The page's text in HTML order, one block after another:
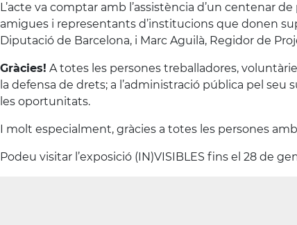
L’acte va comptar amb l’assistència d’un centenar
amigues i representants d’institucions que donen
Diputació de Barcelona, i Marc Aguilà, Regidor de
Gràcies! A totes les persones treballadores,
la defensa de drets; a l’administració pública pel
les oportunitats.
I molt especialment, gràcies a totes les persones
Podeu visitar l’exposició (IN)VISIBLES fins el 28 de